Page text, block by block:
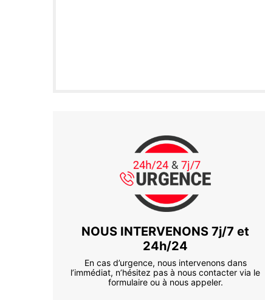
NOUS INTERVENONS 7j/7 et
24h/24
En cas d’urgence, nous intervenons dans
l’immédiat, n’hésitez pas à nous contacter via le
formulaire ou à nous appeler.